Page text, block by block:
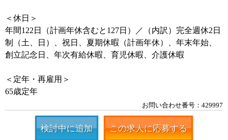
＜休日＞
年間122日（計画年休含むと127日）／（内訳）完全週休2日
制（土、日）、祝日、夏期休暇（計画年休）、年末年始、
創立記念日、年次有給休暇、育児休暇、介護休暇
＜定年・再雇用＞
65歳定年
お問い合わせ番号：429997
検討中に追加 この求人に応募する